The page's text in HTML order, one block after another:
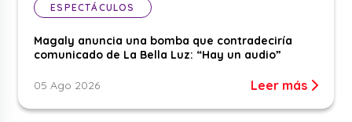
ESPECTÁCULOS
Magaly anuncia una bomba que contradeciría
comunicado de La Bella Luz: “Hay un audio”
05 Ago 2026 Leer más